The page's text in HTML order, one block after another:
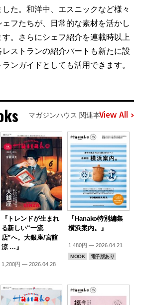
た。和洋中、エスニックなど様々
フたちが、日常的な素材を活かし
。さらにシェフ紹介を連載時以上
ストランの紹介パートも新たに設
ンガイドとしても活用できます。
マガジンハウス 関連本View All
『トレンドが生まれ
る新しい“一流
店”へ。大銀座/宮舘
涼 …』
1,200円 — 2026.04.28
『Hanako特別編集
横浜案内。』
1,480円 — 2026.04.21
MOOK 電子版あり